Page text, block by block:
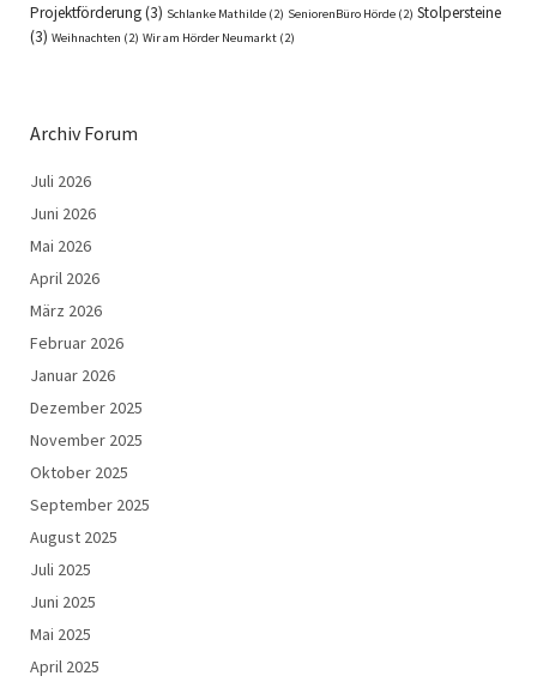
Projektförderung(3) Schlanke Mathilde (2) SeniorenBüro Hörde (2) Stolpersteine
(3) Weihnachten (2) Wir am Hörder Neumarkt (2)
Archiv Forum
Juli 2026
Juni 2026
Mai 2026
April 2026
März 2026
Februar 2026
Januar 2026
Dezember 2025
November 2025
Oktober 2025
September 2025
August 2025
Juli 2025
Juni 2025
Mai 2025
April 2025